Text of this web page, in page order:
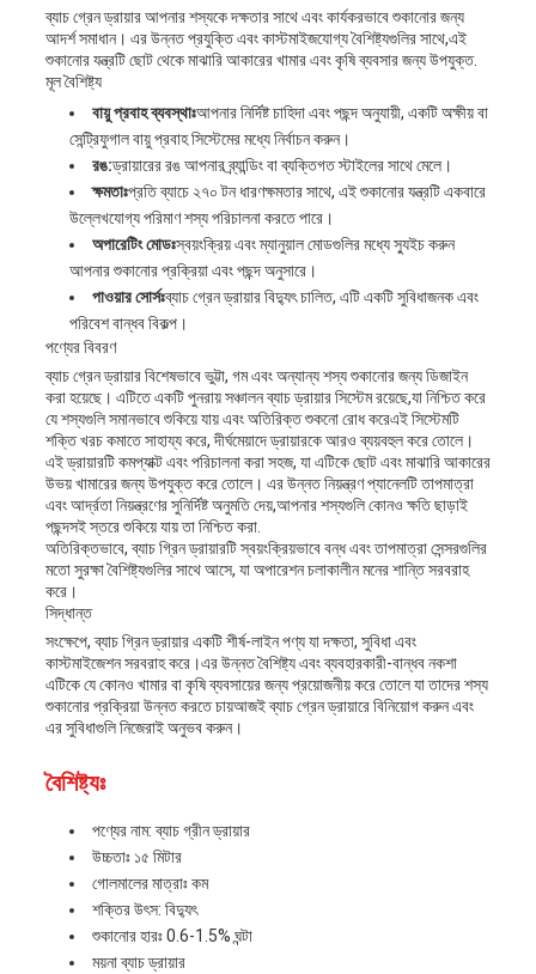
ব্যাচ গ্রেন ড্রায়ার আপনার শস্যকে দক্ষতার সাথে এবং কার্যকরভাবে শুকানোর জন্য
আদর্শ সমাধান। এর উন্নত প্রযুক্তি এবং কাস্টমাইজযোগ্য বৈশিষ্ট্যগুলির সাথে,এই
শুকানোর যন্ত্রটি ছোট থেকে মাঝারি আকারের খামার এবং কৃষি ব্যবসার জন্য উপযুক্ত.
মূল বৈশিষ্ট্য
বায়ু প্রবাহ ব্যবস্থাঃআপনার নির্দিষ্ট চাহিদা এবং পছন্দ অনুযায়ী, একটি অক্ষীয় বা
সেন্ট্রিফুগাল বায়ু প্রবাহ সিস্টেমের মধ্যে নির্বাচন করুন।
রঙ:ড্রায়ারের রঙ আপনার ব্র্যান্ডিং বা ব্যক্তিগত স্টাইলের সাথে মেলে।
ক্ষমতাঃপ্রতি ব্যাচে ২৭০ টন ধারণক্ষমতার সাথে, এই শুকানোর যন্ত্রটি একবারে
উল্লেখযোগ্য পরিমাণ শস্য পরিচালনা করতে পারে।
অপারেটিং মোডঃস্বয়ংক্রিয় এবং ম্যানুয়াল মোডগুলির মধ্যে স্যুইচ করুন
আপনার শুকানোর প্রক্রিয়া এবং পছন্দ অনুসারে।
পাওয়ার সোর্সঃব্যাচ গ্রেন ড্রায়ার বিদ্যুৎ চালিত, এটি একটি সুবিধাজনক এবং
পরিবেশ বান্ধব বিকল্প।
পণ্যের বিবরণ
ব্যাচ গ্রেন ড্রায়ার বিশেষভাবে ভুট্টা, গম এবং অন্যান্য শস্য শুকানোর জন্য ডিজাইন
করা হয়েছে। এটিতে একটি পুনরায় সঞ্চালন ব্যাচ ড্রায়ার সিস্টেম রয়েছে,যা নিশ্চিত করে
যে শস্যগুলি সমানভাবে শুকিয়ে যায় এবং অতিরিক্ত শুকনো রোধ করেএই সিস্টেমটি
শক্তি খরচ কমাতে সাহায্য করে, দীর্ঘমেয়াদে ড্রায়ারকে আরও ব্যয়বহুল করে তোলে।
এই ড্রায়ারটি কমপ্যাক্ট এবং পরিচালনা করা সহজ, যা এটিকে ছোট এবং মাঝারি আকারের
উভয় খামারের জন্য উপযুক্ত করে তোলে। এর উন্নত নিয়ন্ত্রণ প্যানেলটি তাপমাত্রা
এবং আর্দ্রতা নিয়ন্ত্রণের সুনির্দিষ্ট অনুমতি দেয়,আপনার শস্যগুলি কোনও ক্ষতি ছাড়াই
পছন্দসই স্তরে শুকিয়ে যায় তা নিশ্চিত করা.
অতিরিক্তভাবে, ব্যাচ গ্রিন ড্রায়ারটি স্বয়ংক্রিয়ভাবে বন্ধ এবং তাপমাত্রা সেন্সরগুলির
মতো সুরক্ষা বৈশিষ্ট্যগুলির সাথে আসে, যা অপারেশন চলাকালীন মনের শান্তি সরবরাহ
করে।
সিদ্ধান্ত
সংক্ষেপে, ব্যাচ গ্রিন ড্রায়ার একটি শীর্ষ-লাইন পণ্য যা দক্ষতা, সুবিধা এবং
কাস্টমাইজেশন সরবরাহ করে।এর উন্নত বৈশিষ্ট্য এবং ব্যবহারকারী-বান্ধব নকশা
এটিকে যে কোনও খামার বা কৃষি ব্যবসায়ের জন্য প্রয়োজনীয় করে তোলে যা তাদের শস্য
শুকানোর প্রক্রিয়া উন্নত করতে চায়আজই ব্যাচ গ্রেন ড্রায়ারে বিনিয়োগ করুন এবং
এর সুবিধাগুলি নিজেরাই অনুভব করুন।
বৈশিষ্ট্যঃ
পণ্যের নাম: ব্যাচ গ্রীন ড্রায়ার
উচ্চতাঃ ১৫ মিটার
গোলমালের মাত্রাঃ কম
শক্তির উৎস: বিদ্যুৎ
শুকানোর হারঃ 0.6-1.5% ঘন্টা
ময়না ব্যাচ ড্রায়ার